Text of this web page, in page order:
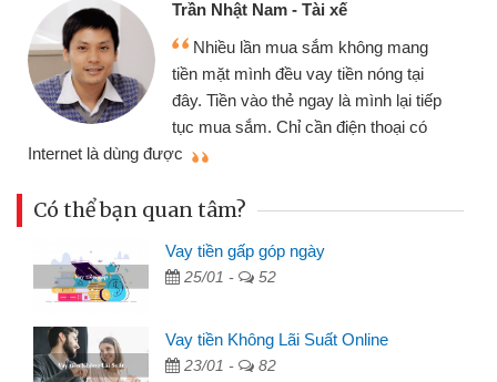
Tôi kinh doanh buôn bán nhỏ lẻ
nhiều lúc cần vốn nhập hàng, nhờ biết
đến website qua bạn bè giới thiệu tôi
đã giải quyết được công việc của
Có thể bạn quan tâm?
Vay tiền gấp góp ngày
25/01 - 52
Vay tiền Không Lãi Suất Online
23/01 - 82